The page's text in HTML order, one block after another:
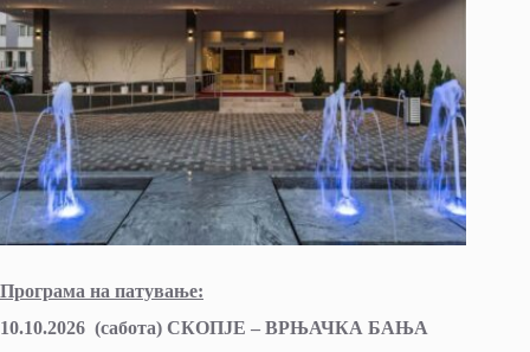
Програма на патување:
10.10.2026 (сабота) СКОПЈЕ – ВРЊАЧКА БАЊА